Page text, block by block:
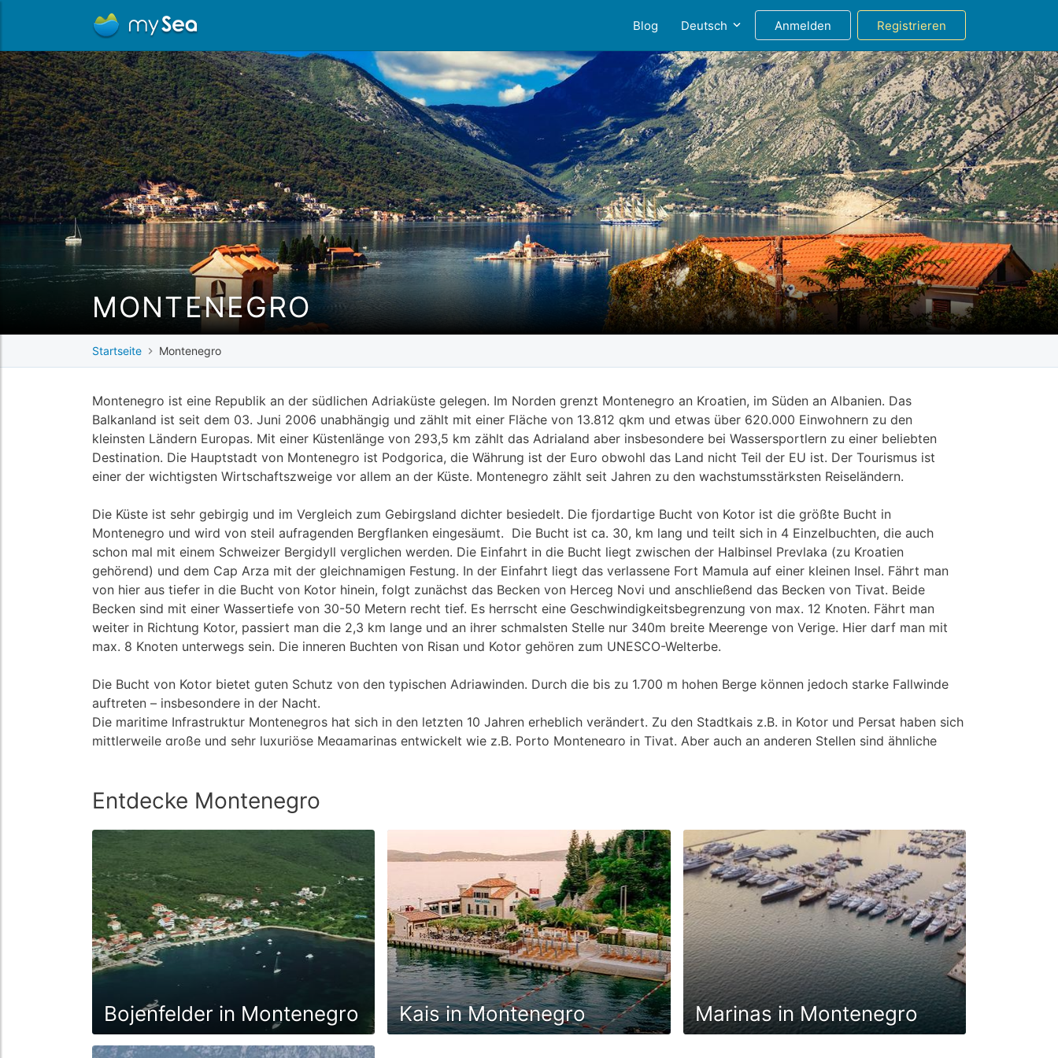
Blog Deutsch Anmelden Registrieren
MONTENEGRO
Startseite Montenegro
Montenegro ist eine Republik an der südlichen Adriaküste gelegen. Im Norden grenzt Montenegro an Kroatien, im Süden an Albanien. Das
Balkanland ist seit dem 03. Juni 2006 unabhängig und zählt mit einer Fläche von 13.812 qkm und etwas über 620.000 Einwohnern zu den
kleinsten Ländern Europas. Mit einer Küstenlänge von 293,5 km zählt das Adrialand aber insbesondere bei Wassersportlern zu einer beliebten
Destination. Die Hauptstadt von Montenegro ist Podgorica, die Währung ist der Euro obwohl das Land nicht Teil der EU ist. Der Tourismus ist
einer der wichtigsten Wirtschaftszweige vor allem an der Küste. Montenegro zählt seit Jahren zu den wachstumsstärksten Reiseländern.
Die Küste ist sehr gebirgig und im Vergleich zum Gebirgsland dichter besiedelt. Die fjordartige Bucht von Kotor ist die größte Bucht in
Montenegro und wird von steil aufragenden Bergflanken eingesäumt. Die Bucht ist ca. 30, km lang und teilt sich in 4 Einzelbuchten, die auch
schon mal mit einem Schweizer Bergidyll verglichen werden. Die Einfahrt in die Bucht liegt zwischen der Halbinsel Prevlaka (zu Kroatien
gehörend) und dem Cap Arza mit der gleichnamigen Festung. In der Einfahrt liegt das verlassene Fort Mamula auf einer kleinen Insel. Fährt man
von hier aus tiefer in die Bucht von Kotor hinein, folgt zunächst das Becken von Herceg Novi und anschließend das Becken von Tivat. Beide
Becken sind mit einer Wassertiefe von 30-50 Metern recht tief. Es herrscht eine Geschwindigkeitsbegrenzung von max. 12 Knoten. Fährt man
weiter in Richtung Kotor, passiert man die 2,3 km lange und an ihrer schmalsten Stelle nur 340m breite Meerenge von Verige. Hier darf man mit
max. 8 Knoten unterwegs sein. Die inneren Buchten von Risan und Kotor gehören zum UNESCO-Welterbe.
Die Bucht von Kotor bietet guten Schutz von den typischen Adriawinden. Durch die bis zu 1.700 m hohen Berge können jedoch starke Fallwinde
auftreten – insbesondere in der Nacht.
Die maritime Infrastruktur Montenegros hat sich in den letzten 10 Jahren erheblich verändert. Zu den Stadtkais z.B. in Kotor und Persat haben sich
mittlerweile große und sehr luxuriöse Megamarinas entwickelt wie z.B. Porto Montenegro in Tivat. Aber auch an anderen Stellen sind ähnliche
Entlang der Küste gibt es in Bigova, Budva und Bar eine ganze Reihe weiterer Ankermöglichkeiten aber auch Marinas.
Entdecke Montenegro
Bojenfelder in Montenegro Kais in Montenegro Marinas in Montenegro